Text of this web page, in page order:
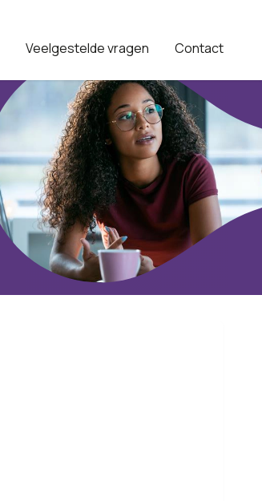
Veelgestelde vragen Contact